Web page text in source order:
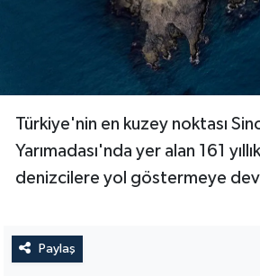
Türkiye'nin en kuzey noktası
Yarımadası'nda yer alan 161
denizcilere yol göstermeye
Paylaş
Elazığ Müftülüğü
Erzincan Müftülüğü
Erzurum Müftülüğü
Eskişehir Müftülüğü
Giresun Müftülüğü